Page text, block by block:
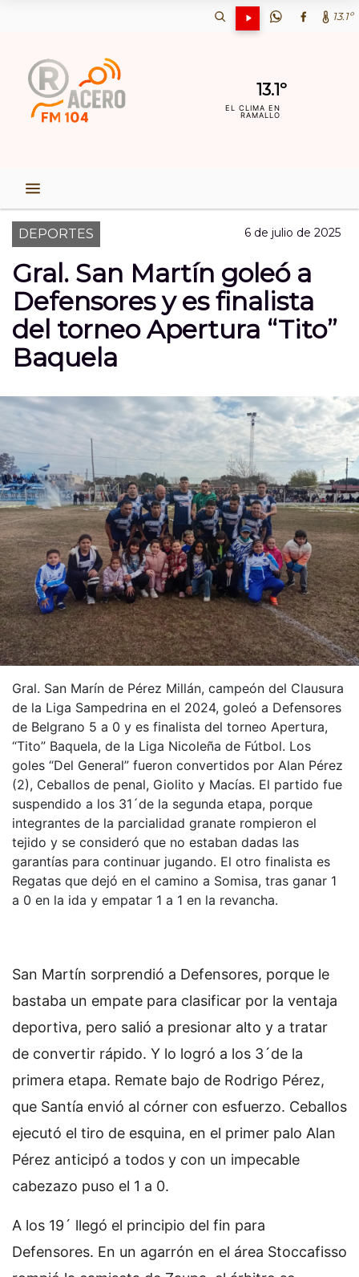
13.1º
13.1º
EL CLIMA EN
RAMALLO
DEPORTES 6 de julio de 2025
Gral. San Martín goleó a
Defensores y es finalista
del torneo Apertura “Tito”
Baquela
Gral. San Marín de Pérez Millán, campeón del Clausura
de la Liga Sampedrina en el 2024, goleó a Defensores
de Belgrano 5 a 0 y es finalista del torneo Apertura,
“Tito” Baquela, de la Liga Nicoleña de Fútbol. Los
goles “Del General” fueron convertidos por Alan Pérez
(2), Ceballos de penal, Giolito y Macías. El partido fue
suspendido a los 31´de la segunda etapa, porque
integrantes de la parcialidad granate rompieron el
tejido y se consideró que no estaban dadas las
garantías para continuar jugando. El otro finalista es
Regatas que dejó en el camino a Somisa, tras ganar 1
a 0 en la ida y empatar 1 a 1 en la revancha.
San Martín sorprendió a Defensores, porque le
bastaba un empate para clasificar por la ventaja
deportiva, pero salió a presionar alto y a tratar
de convertir rápido. Y lo logró a los 3´de la
primera etapa. Remate bajo de Rodrigo Pérez,
que Santía envió al córner con esfuerzo. Ceballos
ejecutó el tiro de esquina, en el primer palo Alan
Pérez anticipó a todos y con un impecable
cabezazo puso el 1 a 0.
A los 19´ llegó el principio del fin para
Defensores. En un agarrón en el área Stoccafisso